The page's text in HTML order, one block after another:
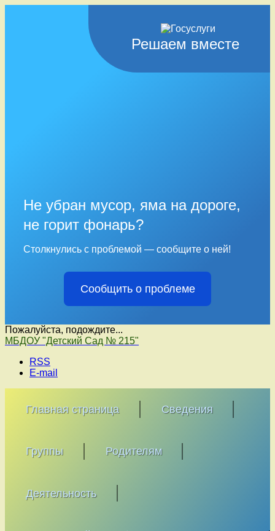
Решаем вместе
Не убран мусор, яма на дороге,
не горит фонарь?
Столкнулись с проблемой — сообщите о ней!
Сообщить о проблеме
Пожалуйста, подождите...
Перейти
содержимому
МБДОУ "Детский Сад № 215"
RSS
E-mail
Главная страница Сведения
Группы Родителям
Деятельность